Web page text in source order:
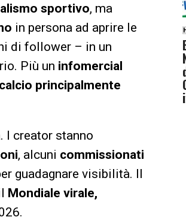
sportivo, ma
in persona ad aprire le
di follower – in un
Più un infomercial
principalmente
I creator stanno
, alcuni commissionati
guadagnare visibilità. Il
Mondiale virale,